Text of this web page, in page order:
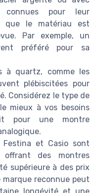
connues pour leur
que le matériau est
Par exemple, un
préféré pour sa
à quartz, comme les
plébiscitées pour
Considérez le type de
mieux à vos besoins
pour une montre
Festina et Casio sont
offrant des montres
supérieure à des prix
marque reconnue peut